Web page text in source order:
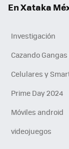
En Xataka
Investigación
Cazando
Celulares y
Prime Day 2024
Móviles android
videojuegos